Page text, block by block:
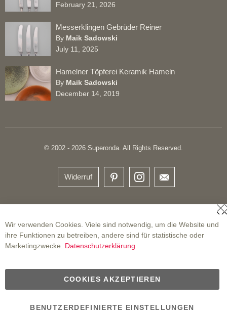
February 21, 2026
Messerklingen Gebrüder Reiner
By Maik Sadowski
July 11, 2025
Hamelner Töpferei Keramik Hameln
By Maik Sadowski
December 14, 2019
© 2002 - 2026 Superonda. All Rights Reserved.
Widerruf
Wir verwenden Cookies. Viele sind notwendig, um die Website und
ihre Funktionen zu betreiben, andere sind für statistische oder
Marketingzwecke. Datenschutzerklärung
COOKIES AKZEPTIEREN
BENUTZERDEFINIERTE EINSTELLUNGEN